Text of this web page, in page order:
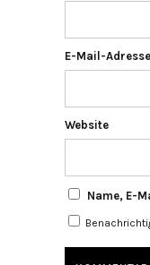
E-Mail-Adresse
Website
Name, E-